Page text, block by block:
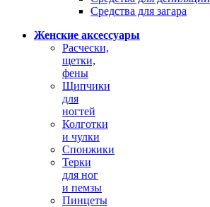
Средства для загара
Женские аксессуары
Расчески,
щетки,
фены
Щипчики
для
ногтей
Колготки
и чулки
Спонжики
Терки
для ног
и пемзы
Пинцеты